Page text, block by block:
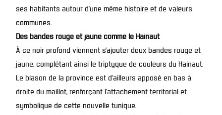
ses habitants autour d’une même histoire et de valeurs
communes.
Des bandes rouge et jaune comme le Hainaut
À ce noir profond viennent s’ajouter deux bandes rouge et
jaune, complétant ainsi le triptyque de couleurs du Hainaut.
Le blason de la province est d’ailleurs apposé en bas à
droite du maillot, renforçant l’attachement territorial et
symbolique de cette nouvelle tunique.